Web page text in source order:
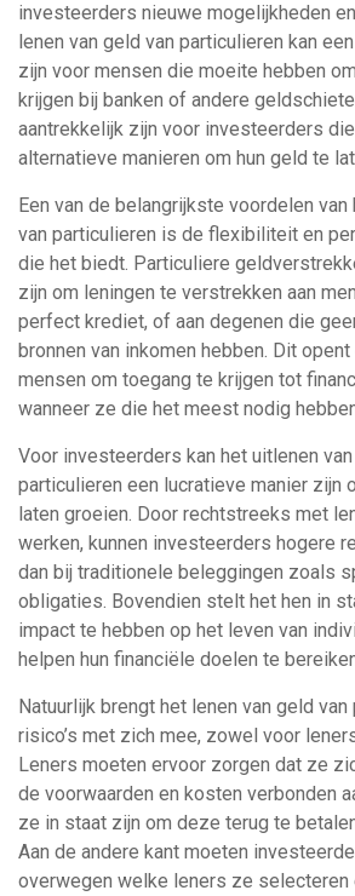
investeerders nieuwe mogelijkheden
lenen van geld van particulieren kan
zijn voor mensen die moeite hebben
krijgen bij banken of andere
aantrekkelijk zijn voor investeerders
alternatieve manieren om hun geld te
Een van de belangrijkste voordelen van
van particulieren is de flexibiliteit en
die het biedt. Particuliere
zijn om leningen te verstrekken aan
perfect krediet, of aan degenen die
bronnen van inkomen hebben. Dit
mensen om toegang te krijgen tot
wanneer ze die het meest nodig
Voor investeerders kan het uitlenen
particulieren een lucratieve manier zijn
laten groeien. Door rechtstreeks met
werken, kunnen investeerders hogere
dan bij traditionele beleggingen zoals
obligaties. Bovendien stelt het hen in
impact te hebben op het leven van
helpen hun financiële doelen te
Natuurlijk brengt het lenen van geld
risico’s met zich mee, zowel voor
Leners moeten ervoor zorgen dat ze
de voorwaarden en kosten verbonden
ze in staat zijn om deze terug te
Aan de andere kant moeten
overwegen welke leners ze selecteren